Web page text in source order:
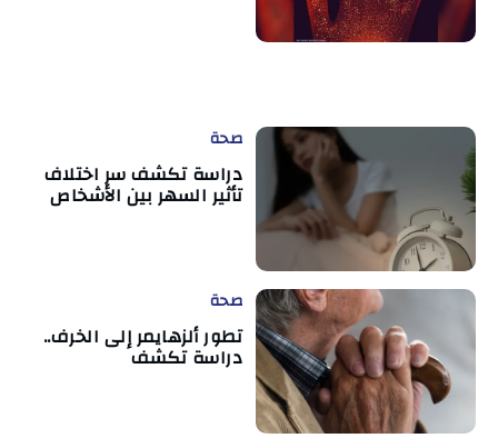
صحة
دراسة تكشف سر اختلاف
تأثير السهر بين الأشخاص
صحة
تطور ألزهايمر إلى الخرف..
دراسة تكشف